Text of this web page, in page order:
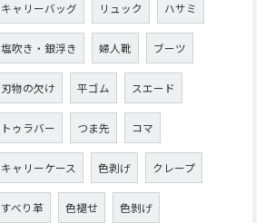
キャリーバッグ リュック ハサミ
塩吹き・銀浮き 婦人靴 ブーツ
刃物の欠け 平ゴム スエード
トゥラバー つま先 コマ
キャリーケース 色剥げ クレープ
すべり革 色褪せ 色剝げ